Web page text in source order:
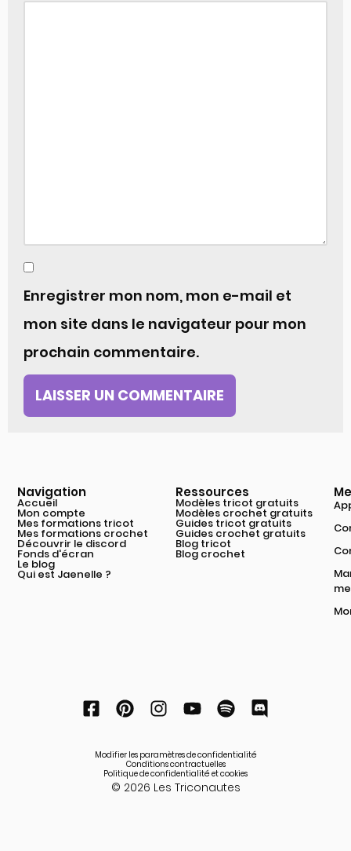
Enregistrer mon nom, mon e-mail et
mon site dans le navigateur pour mon
prochain commentaire.
Navigation
Accueil
Mon compte
Mes formations tricot
Mes formations crochet
Découvrir le discord
Fonds d'écran
Le blog
Qui est Jaenelle ?
Ressources
Modèles tricot gratuits
Modèles crochet gratuits
Guides tricot gratuits
Guides crochet gratuits
Blog tricot
Blog crochet
© 2026 Les Triconautes
Politique de confidentialité et cookies
Conditions contractuelles
Modifier les paramètres de confidentialité